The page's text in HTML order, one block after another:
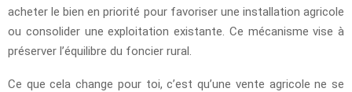
acheter le bien en priorité pour favoriser une installation agricole
ou consolider une exploitation existante. Ce mécanisme vise à
préserver l’équilibre du foncier rural.
Ce que cela change pour toi, c’est qu’une vente agricole ne se